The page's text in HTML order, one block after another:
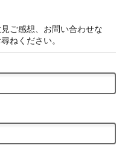
ご感想、お問い合わせな
ねください。